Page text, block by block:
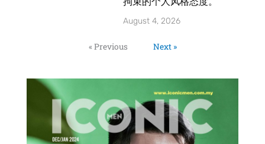
August 4, 2026
« Previous Next »